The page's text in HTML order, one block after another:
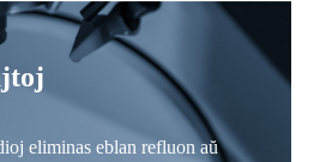
eliminas eblan refluon aŭ